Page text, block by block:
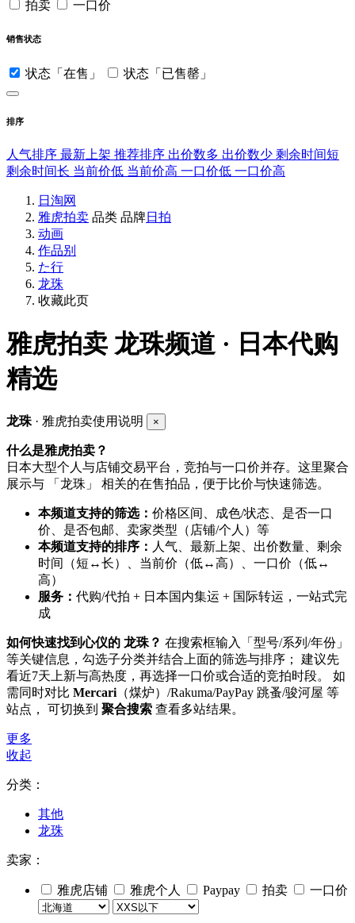
拍卖 一口价
销售状态
状态「在售」 状态「已售罄」
排序
人气排序 最新上架 推荐排序 出价数多 出价数少 剩余时间短
剩余时间长 当前价低 当前价高 一口价低 一口价高
日淘网
雅虎拍卖 品类 品牌日拍
动画
作品别
た行
龙珠
收藏此页
雅虎拍卖 龙珠频道 · 日本代购
精选
龙珠 · 雅虎拍卖使用说明 ×
什么是雅虎拍卖？
日本大型个人与店铺交易平台，竞拍与一口价并存。这里聚合
展示与 「龙珠」 相关的在售拍品，便于比价与快速筛选。
本频道支持的筛选： 价格区间、成色/状态、是否一口
价、是否包邮、卖家类型（店铺/个人）等
本频道支持的排序： 人气、最新上架、出价数量、剩余
时间（短↔长）、当前价（低↔高）、一口价（低↔
高）
服务： 代购/代拍 + 日本国内集运 + 国际转运，一站式完
成
如何快速找到心仪的 龙珠？ 在搜索框输入「型号/系列/年份」
等关键信息，勾选子分类并结合上面的筛选与排序； 建议先
看近7天上新与高热度，再选择一口价或合适的竞拍时段。 如
需同时对比 Mercari （煤炉）/Rakuma/PayPay 跳蚤/骏河屋 等
站点， 可切换到 聚合搜索 查看多站结果。
更多
收起
分类：
其他
龙珠
卖家：
雅虎店铺 雅虎个人 Paypay 拍卖 一口价